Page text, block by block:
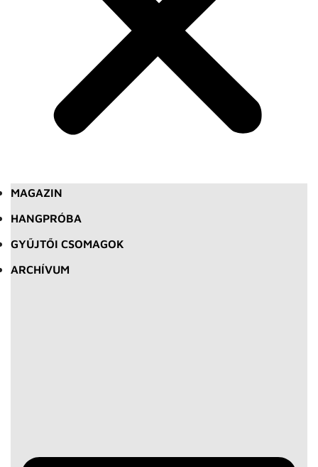
MAGAZIN
HANGPRÓBA
GYŰJTŐI CSOMAGOK
ARCHÍVUM